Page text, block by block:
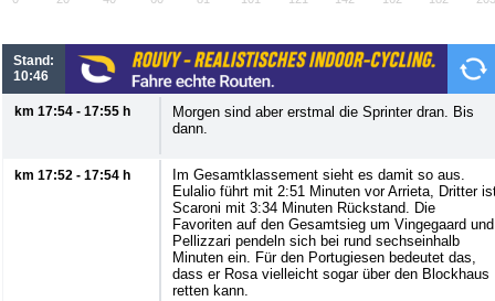
Stand:
10:46
km 17:54 - 17:55 h
Morgen sind aber erstmal die Sprinter dran. Bis
dann.
km 17:52 - 17:54 h
Im Gesamtklassement sieht es damit so aus.
Eulalio führt mit 2:51 Minuten vor Arrieta, Dritter
Scaroni mit 3:34 Minuten Rückstand. Die
Favoriten auf den Gesamtsieg um Vingegaard und
Pellizzari pendeln sich bei rund sechseinhalb
Minuten ein. Für den Portugiesen bedeutet das,
dass er Rosa vielleicht sogar über den Blockhaus
retten kann.